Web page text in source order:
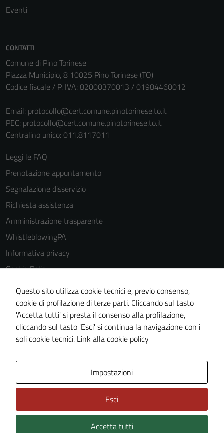
Eventi
CONTATTI
Comune di Pino Torinese
Piazza Municipio, 8 10025 Pino Torinese (TO)
Codice fiscale / P. IVA: 82000370013 / 01984460012
Email: protocollo@cert.comune.pinotorinese.to.it
PEC: protocollo@cert.comune.pinotorinese.to.it
Centralino unico: 011.8117011
Leggi le FAQ
Prenotazione appuntamento
Segnalazione disservizio
Richiesta assistenza
Amministrazione trasparente
WhistleblowingPA
Informativa privacy
Cookie Policy
Note legali
Dichiarazione di accessibilità
Piano di miglioramento del sito
Certificazione sistema gestione qualità
Technical Design s.r.l.
Questo sito utilizza cookie tecnici e, previo consenso,
cookie di profilazione di terze parti. Cliccando sul tasto
'Accetta tutti' si presta il consenso alla profilazione,
cliccando sul tasto 'Esci' si continua la navigazione con i
soli cookie tecnici. Link alla cookie policy
Impostazioni
Esci
Accetta tutti
Tecnici
Questi cookie